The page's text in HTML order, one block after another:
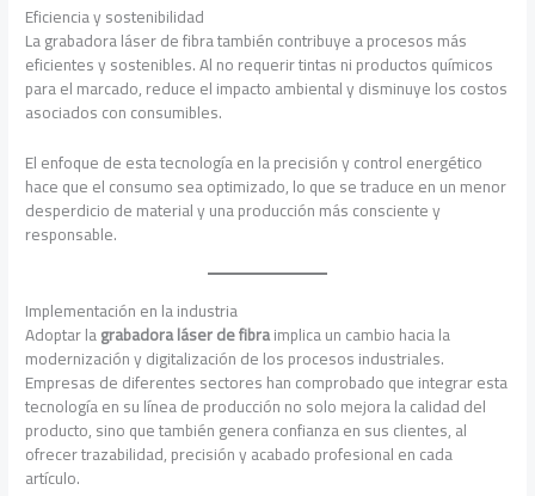
Eficiencia y sostenibilidad
La grabadora láser de fibra también contribuye a procesos más
eficientes y sostenibles. Al no requerir tintas ni productos químicos
para el marcado, reduce el impacto ambiental y disminuye los costos
asociados con consumibles.
El enfoque de esta tecnología en la precisión y control energético
hace que el consumo sea optimizado, lo que se traduce en un menor
desperdicio de material y una producción más consciente y
responsable.
Implementación en la industria
Adoptar lagrabadora láser de fibraimplica un cambio hacia la
modernización y digitalización de los procesos industriales.
Empresas de diferentes sectores han comprobado que integrar esta
tecnología en su línea de producción no solo mejora la calidad del
producto, sino que también genera confianza en sus clientes, al
ofrecer trazabilidad, precisión y acabado profesional en cada
artículo.